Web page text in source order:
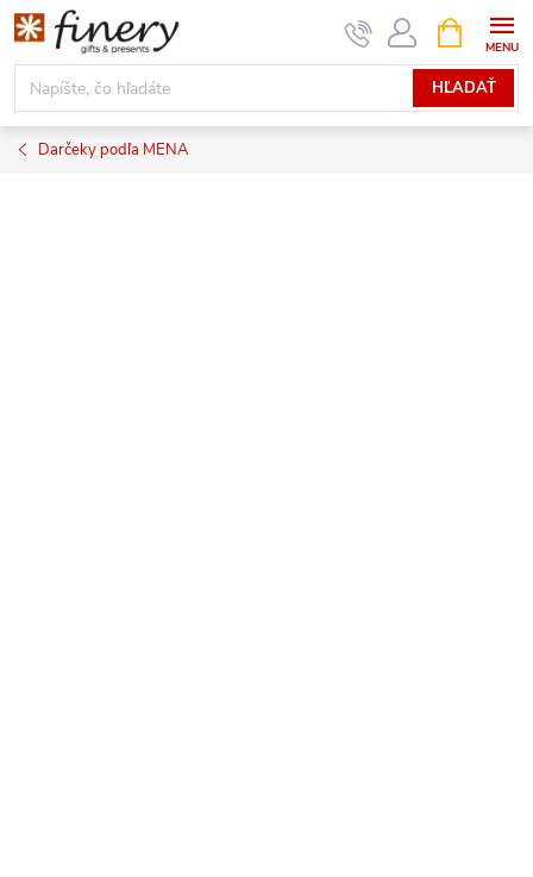
Prejsť
na
obsah
HĽADAŤ
KOŠÍK
Darčeky podľa MENA